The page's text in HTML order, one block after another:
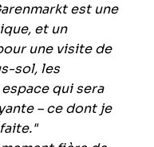
est une
et un
une visite de
sol, les
qui sera
– ce dont je